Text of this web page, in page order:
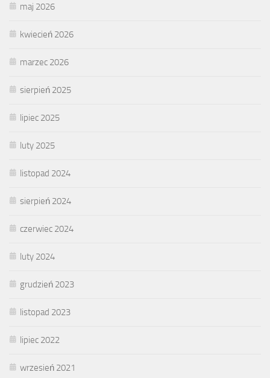
maj 2026
kwiecień 2026
marzec 2026
sierpień 2025
lipiec 2025
luty 2025
listopad 2024
sierpień 2024
czerwiec 2024
luty 2024
grudzień 2023
listopad 2023
lipiec 2022
wrzesień 2021